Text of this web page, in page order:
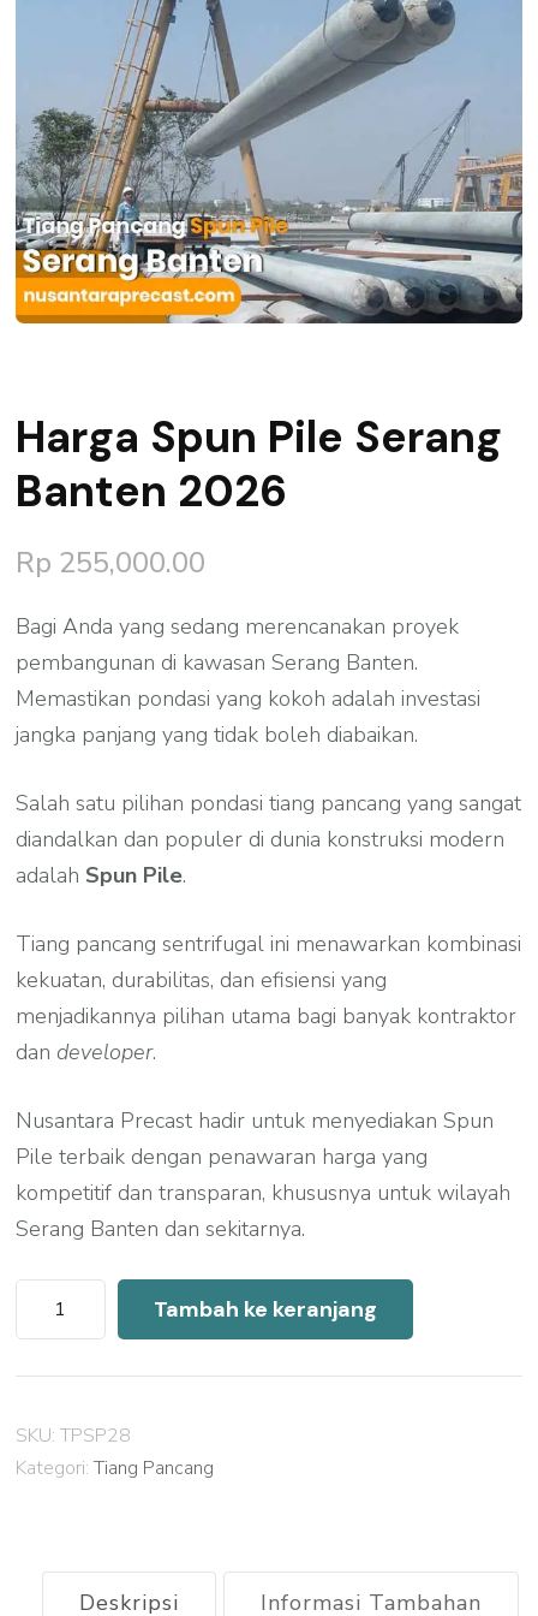
Harga Spun Pile Serang
Banten 2026
Rp 255,000.00
Bagi Anda yang sedang merencanakan proyek
pembangunan di kawasan Serang Banten.
Memastikan pondasi yang kokoh adalah investasi
jangka panjang yang tidak boleh diabaikan.
Salah satu pilihan pondasi tiang pancang yang sangat
diandalkan dan populer di dunia konstruksi modern
adalah Spun Pile.
Tiang pancang sentrifugal ini menawarkan kombinasi
kekuatan, durabilitas, dan efisiensi yang
menjadikannya pilihan utama bagi banyak kontraktor
dan developer.
Nusantara Precast hadir untuk menyediakan Spun
Pile terbaik dengan penawaran harga yang
kompetitif dan transparan, khususnya untuk wilayah
Serang Banten dan sekitarnya.
Kuantitas
Harga
Serang
Banten
Tambah ke keranjang
SKU:TPSP28
Kategori:Tiang Pancang
Deskripsi Informasi Tambahan